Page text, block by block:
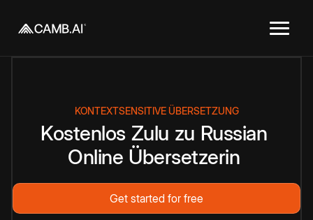
KONTEXTSENSITIVE ÜBERSETZUNG
Kostenlos Zulu zu Russian
Online Übersetzerin
Get started for free